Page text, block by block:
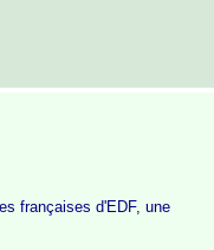
françaises d'EDF, une